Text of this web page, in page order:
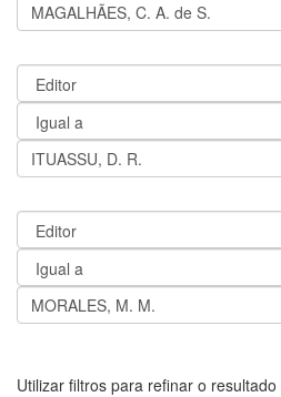
Utilizar filtros para refinar o